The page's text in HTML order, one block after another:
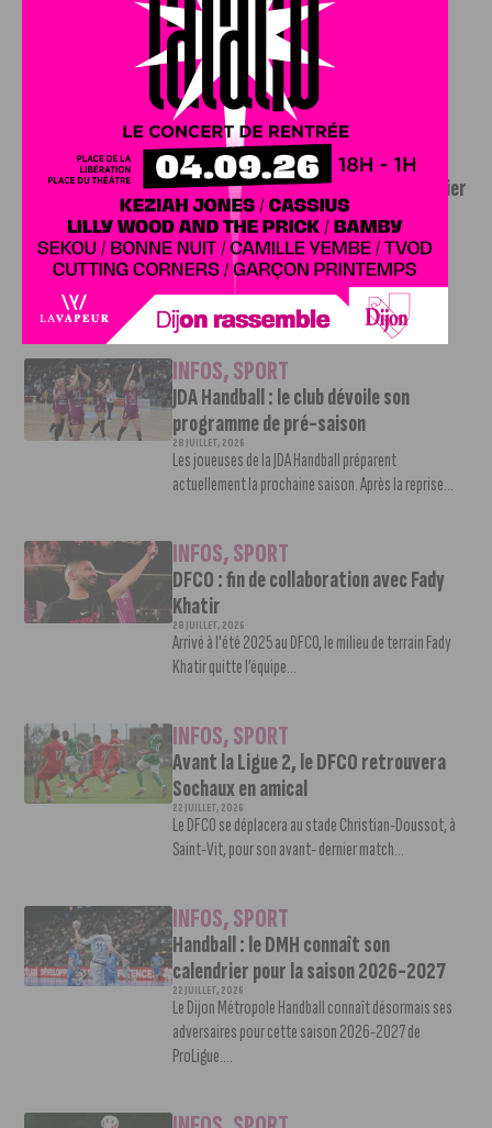
Brayan Djadja finalement prêté au FC
Istres
À la suite de la rétrogradation des Girondins de
Bordeaux en Régional 1, Brayan...
INFOS,SPORT
JDA Basket : le club dévoile le calendrier
de sa préparation pour la prochaine
saison
28 JUILLET, 2026
Pour préparer l'exercice 2026-2027, la JDA Dijon a
décidé de se doter d'un programme...
INFOS,SPORT
JDA Handball : le club dévoile son
programme de pré-saison
28 JUILLET, 2026
Les joueuses de la JDA Handball préparent
actuellement la prochaine saison. Après la reprise...
INFOS,SPORT
DFCO : fin de collaboration avec Fady
Khatir
28 JUILLET, 2026
Arrivé à l'été 2025 au DFCO, le milieu de terrain Fady
Khatir quitte l’équipe...
INFOS,SPORT
Avant la Ligue 2, le DFCO retrouvera
Sochaux en amical
22 JUILLET, 2026
Le DFCO se déplacera au stade Christian-Doussot, à
Saint-Vit, pour son avant- dernier match...
INFOS,SPORT
Handball : le DMH connaît son
calendrier pour la saison 2026-2027
22 JUILLET, 2026
Le Dijon Métropole Handball connaît désormais ses
adversaires pour cette saison 2026-2027 de
ProLigue....